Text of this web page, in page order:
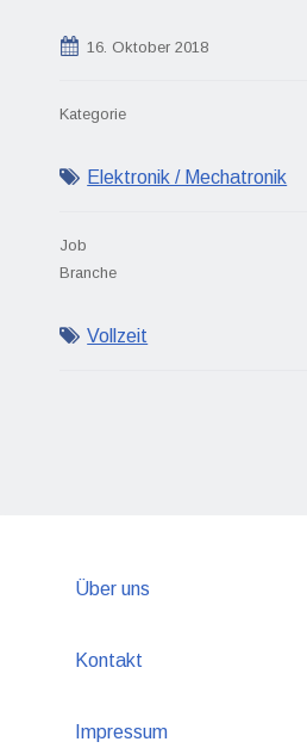
16. Oktober 2018
Kategorie
Elektronik / Mechatronik
Job
Branche
Vollzeit
Über uns
Kontakt
Impressum